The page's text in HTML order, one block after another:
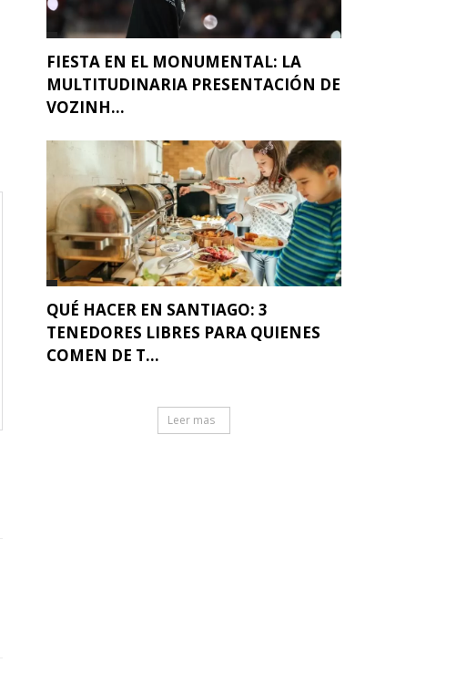
FIESTA EN EL MONUMENTAL: LA
MULTITUDINARIA PRESENTACIÓN DE
VOZINH...
QUÉ HACER EN SANTIAGO: 3
TENEDORES LIBRES PARA QUIENES
COMEN DE T...
Leer mas